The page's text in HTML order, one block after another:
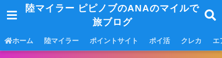
陸マイラー ピピノブのANAのマイルで
旅ブログ
ホーム 陸マイラー ポイントサイト ポイ活 クレカ エ